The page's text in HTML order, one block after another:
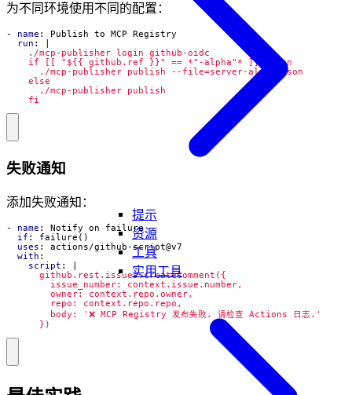
提示
资源
工具
实用工具
为不同环境使用不同的配置：
- name :
Publish to MCP Registry
run :
    fi
失败通知
添加失败通知：
- name :
Notify on failure
if :
failure()
uses :
actions/github-script@v7
with :
script :
      })